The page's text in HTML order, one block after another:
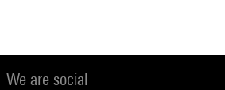
We are social